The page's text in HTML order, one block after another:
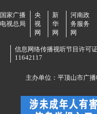
国家广播
电视总局
央
视
网
新
华
网
河南政
务服务
网
信息网络传播视听节目许可
11642117
主办单位：平顶山市广